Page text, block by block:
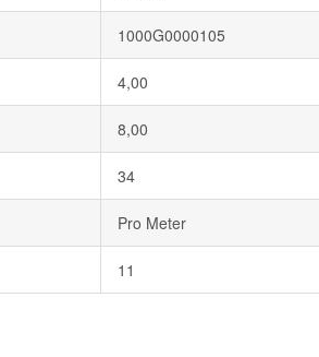
1000G0000105
4,00
8,00
34
Pro Meter
11